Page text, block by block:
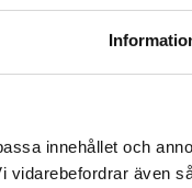
innehållet och
även